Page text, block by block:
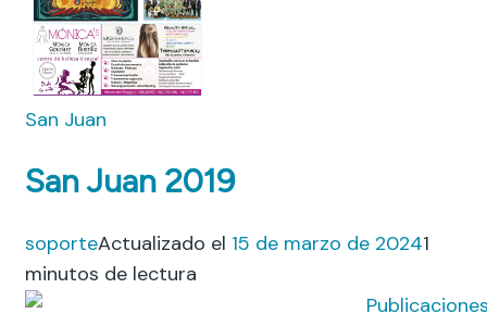
San Juan
San Juan 2019
soporteActualizado el 15 de marzo de 20241
minutos de lectura